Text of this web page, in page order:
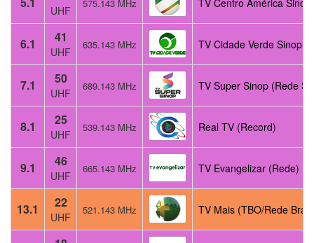
UHF
575.143 MHz
6.1 41
UHF
635.143 MHz TV Cidade Verde Sinop
7.1 50
UHF
689.143 MHz TV Super Sinop (Rede
8.1 25
UHF
539.143 MHz Real TV (Record)
9.1 46
UHF
665.143 MHz TV Evangelizar (Rede)
13.1 22
UHF
521.143 MHz TV Mais (TBO/Rede